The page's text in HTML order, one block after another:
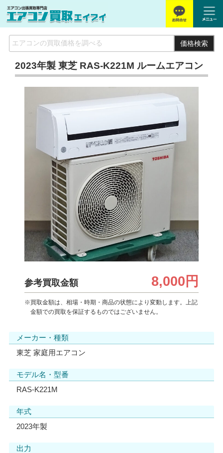
価格検索
2023年製 東芝 RAS-K221M ルームエアコン
参考買取金額 8,000円
※買取金額は、相場・時期・商品の状態により変動します。上記
金額での買取を保証するものではございません。
メーカー・種類
東芝 家庭用エアコン
モデル名・型番
RAS-K221M
年式
2023年製
出力